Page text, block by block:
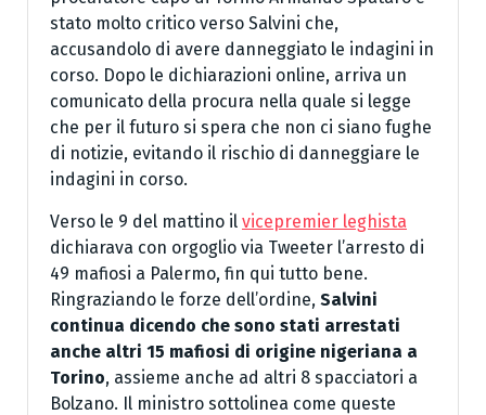
stato molto critico verso Salvini che,
accusandolo di avere danneggiato le indagini in
corso. Dopo le dichiarazioni online, arriva un
comunicato della procura nella quale si legge
che per il futuro si spera che non ci siano fughe
di notizie, evitando il rischio di danneggiare le
indagini in corso.
Verso le 9 del mattino il vicepremier leghista
dichiarava con orgoglio via Tweeter l’arresto di
49 mafiosi a Palermo, fin qui tutto bene.
Ringraziando le forze dell’ordine, Salvini
continua dicendo che sono stati arrestati
anche altri 15 mafiosi di origine nigeriana a
Torino, assieme anche ad altri 8 spacciatori a
Bolzano. Il ministro sottolinea come queste